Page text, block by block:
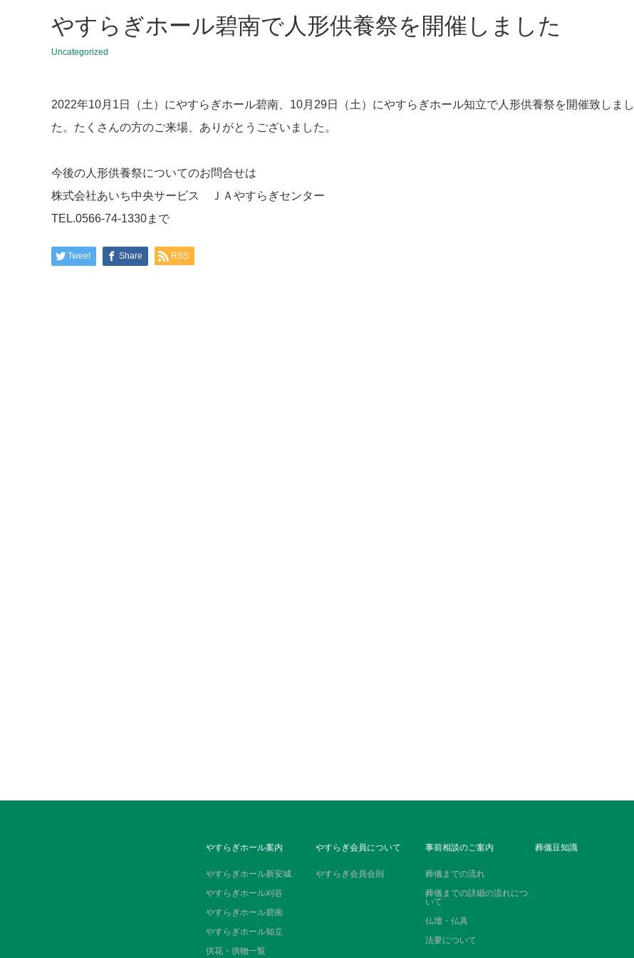
やすらぎホール碧南で人形供養祭を開催しました
Uncategorized
2022年10月1日（土）にやすらぎホール碧南、10月29日（土）にやすらぎホール知立で人形供養祭を開催致しまし
た。たくさんの方のご来場、ありがとうございました。
今後の人形供養祭についてのお問合せは
株式会社あいち中央サービス ＪＡやすらぎセンター
TEL.0566-74-1330まで
Tweet Share RSS
やすらぎホール案内
やすらぎホール新安城
やすらぎホール刈谷
やすらぎホール碧南
やすらぎホール知立
供花・供物一覧
やすらぎ会員について
やすらぎ会員会則
事前相談のご案内
葬儀までの流れ
葬儀までの詳細の流れにつ
いて
仏壇・仏具
法要について
葬儀豆知識